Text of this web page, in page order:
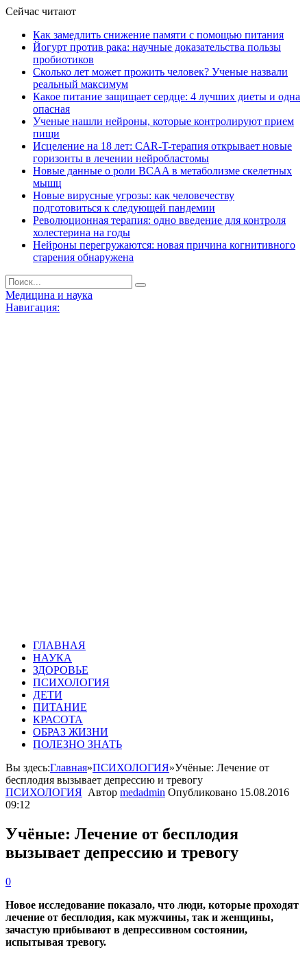
Сейчас читают
Как замедлить снижение памяти с помощью питания
Йогурт против рака: научные доказательства пользы
пробиотиков
Сколько лет может прожить человек? Ученые назвали
реальный максимум
Какое питание защищает сердце: 4 лучших диеты и одна
опасная
Ученые нашли нейроны, которые контролируют прием
пищи
Исцеление на 18 лет: CAR-T-терапия открывает новые
горизонты в лечении нейробластомы
Новые данные о роли BCAA в метаболизме скелетных
мышц
Новые вирусные угрозы: как человечеству
подготовиться к следующей пандемии
Революционная терапия: одно введение для контроля
холестерина на годы
Нейроны перегружаются: новая причина когнитивного
старения обнаружена
Медицина и наука
Навигация:
ГЛАВНАЯ
НАУКА
ЗДОРОВЬЕ
ПСИХОЛОГИЯ
ДЕТИ
ПИТАНИЕ
КРАСОТА
ОБРАЗ ЖИЗНИ
ПОЛЕЗНО ЗНАТЬ
Вы здесь:Главная»ПСИХОЛОГИЯ»Учёные: Лечение от
бесплодия вызывает депрессию и тревогу
ПСИХОЛОГИЯ Автор medadmin Опубликовано 15.08.2016
09:12
Учёные: Лечение от бесплодия
вызывает депрессию и тревогу
0
Новое исследование показало, что люди, которые проходят
лечение от бесплодия, как мужчины, так и женщины,
зачастую прибывают в депрессивном состоянии,
испытывая тревогу.